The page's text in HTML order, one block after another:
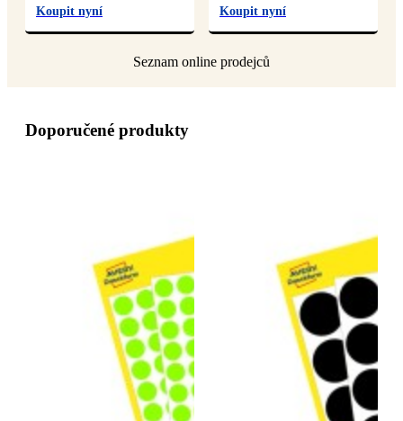
Koupit nyní Koupit nyní
Doporučené produkty